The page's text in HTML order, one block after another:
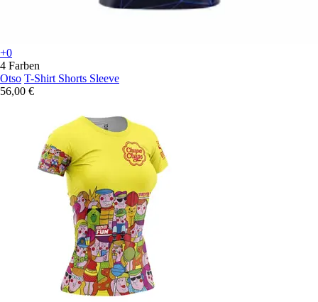
+0
4 Farben
Otso T-Shirt Shorts Sleeve
56,00 €